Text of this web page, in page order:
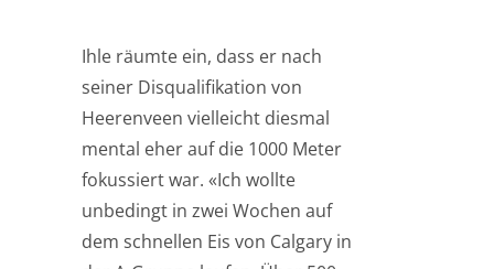
Ihle räumte ein, dass er nach
seiner Disqualifikation von
Heerenveen vielleicht diesmal
mental eher auf die 1000 Meter
fokussiert war. «Ich wollte
unbedingt in zwei Wochen auf
dem schnellen Eis von Calgary in